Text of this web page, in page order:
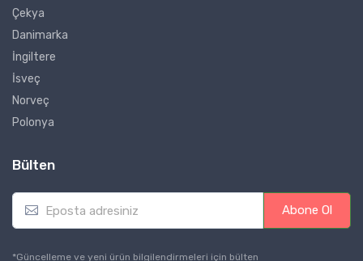
Çekya
Danimarka
İngiltere
İsveç
Norveç
Polonya
Bülten
E
a
Abone Ol
*Güncelleme ve yeni ürün bilgilendirmeleri için bülten